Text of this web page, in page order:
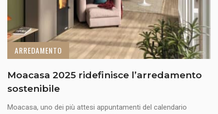
ARREDAMENTO
Moacasa 2025 ridefinisce l’arredamento
sostenibile
Moacasa, uno dei più attesi appuntamenti del calendario